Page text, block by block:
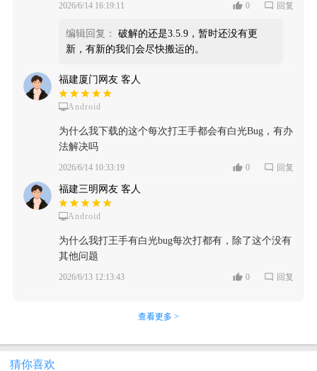
2026/6/14 16:19:11 0 回复
编辑回复：
破解的还是3.5.9，暂时还没有更
新，有新的我们会尽快搬运的。
福建厦门网友 客人
Android
为什么我下载的这个每次打王手都会有白光Bug，有办
法解决吗
2026/6/14 10:33:19 0 回复
福建三明网友 客人
Android
为什么我打王手有白光bug每次打都有，除了这个没有
其他问题
2026/6/13 12:13:43 0 回复
查看更多 >
猜你喜欢